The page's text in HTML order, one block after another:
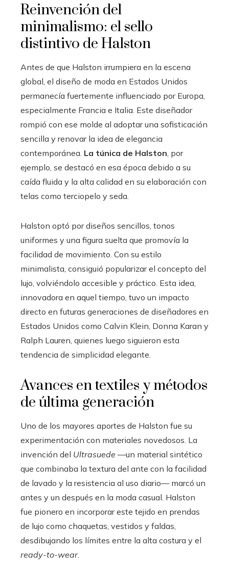
Reinvención del
minimalismo: el sello
distintivo de Halston
Antes de que Halston irrumpiera en la escena
global, el diseño de moda en Estados Unidos
permanecía fuertemente influenciado por Europa,
especialmente Francia e Italia. Este diseñador
rompió con ese molde al adoptar una sofisticación
sencilla y renovar la idea de elegancia
contemporánea. La túnica de Halston , por
ejemplo, se destacó en esa época debido a su
caída fluida y la alta calidad en su elaboración con
telas como terciopelo y seda.
Halston optó por diseños sencillos, tonos
uniformes y una figura suelta que promovía la
facilidad de movimiento. Con su estilo
minimalista, consiguió popularizar el concepto del
lujo, volviéndolo accesible y práctico. Esta idea,
innovadora en aquel tiempo, tuvo un impacto
directo en futuras generaciones de diseñadores en
Estados Unidos como Calvin Klein, Donna Karan y
Ralph Lauren, quienes luego siguieron esta
tendencia de simplicidad elegante.
Avances en textiles y métodos
de última generación
Uno de los mayores aportes de Halston fue su
experimentación con materiales novedosos. La
invención del Ultrasuede —un material sintético
que combinaba la textura del ante con la facilidad
de lavado y la resistencia al uso diario— marcó un
antes y un después en la moda casual. Halston
fue pionero en incorporar este tejido en prendas
de lujo como chaquetas, vestidos y faldas,
desdibujando los límites entre la alta costura y el
ready-to-wear.